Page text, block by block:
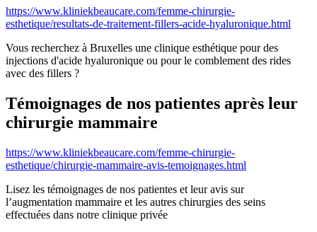
https://www.kliniekbeaucare.com/femme-chirurgie-
esthetique/resultats-de-traitement-fillers-acide-hyaluronique.html
Vous recherchez à Bruxelles une clinique esthétique pour des
injections d'acide hyaluronique ou pour le comblement des rides
avec des fillers ?
Témoignages de nos patientes après leur
chirurgie mammaire
https://www.kliniekbeaucare.com/femme-chirurgie-
esthetique/chirurgie-mammaire-avis-temoignages.html
Lisez les témoignages de nos patientes et leur avis sur
l’augmentation mammaire et les autres chirurgies des seins
effectuées dans notre clinique privée